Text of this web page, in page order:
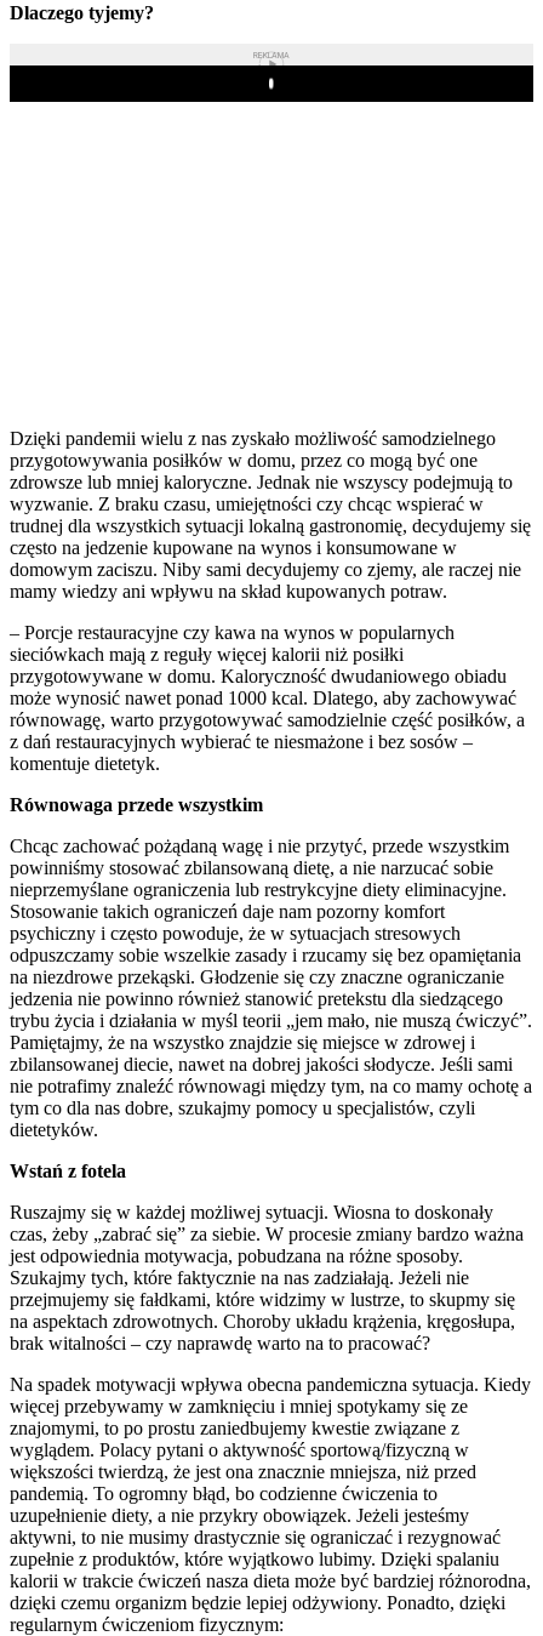
Dlaczego tyjemy?
REKLAMA
Play
Dzięki pandemii wielu z nas zyskało możliwość samodzielnego
przygotowywania posiłków w domu, przez co mogą być one
zdrowsze lub mniej kaloryczne. Jednak nie wszyscy podejmują to
wyzwanie. Z braku czasu, umiejętności czy chcąc wspierać w
trudnej dla wszystkich sytuacji lokalną gastronomię, decydujemy się
często na jedzenie kupowane na wynos i konsumowane w
domowym zaciszu. Niby sami decydujemy co zjemy, ale raczej nie
mamy wiedzy ani wpływu na skład kupowanych potraw.
– Porcje restauracyjne czy kawa na wynos w popularnych
sieciówkach mają z reguły więcej kalorii niż posiłki
przygotowywane w domu. Kaloryczność dwudaniowego obiadu
może wynosić nawet ponad 1000 kcal. Dlatego, aby zachowywać
równowagę, warto przygotowywać samodzielnie część posiłków, a
z dań restauracyjnych wybierać te niesmażone i bez sosów –
komentuje dietetyk.
Równowaga przede wszystkim
Chcąc zachować pożądaną wagę i nie przytyć, przede wszystkim
powinniśmy stosować zbilansowaną dietę, a nie narzucać sobie
nieprzemyślane ograniczenia lub restrykcyjne diety eliminacyjne.
Stosowanie takich ograniczeń daje nam pozorny komfort
psychiczny i często powoduje, że w sytuacjach stresowych
odpuszczamy sobie wszelkie zasady i rzucamy się bez opamiętania
na niezdrowe przekąski. Głodzenie się czy znaczne ograniczanie
jedzenia nie powinno również stanowić pretekstu dla siedzącego
trybu życia i działania w myśl teorii „jem mało, nie muszą ćwiczyć”.
Pamiętajmy, że na wszystko znajdzie się miejsce w zdrowej i
zbilansowanej diecie, nawet na dobrej jakości słodycze. Jeśli sami
nie potrafimy znaleźć równowagi między tym, na co mamy ochotę a
tym co dla nas dobre, szukajmy pomocy u specjalistów, czyli
dietetyków.
Wstań z fotela
Ruszajmy się w każdej możliwej sytuacji. Wiosna to doskonały
czas, żeby „zabrać się” za siebie. W procesie zmiany bardzo ważna
jest odpowiednia motywacja, pobudzana na różne sposoby.
Szukajmy tych, które faktycznie na nas zadziałają. Jeżeli nie
przejmujemy się fałdkami, które widzimy w lustrze, to skupmy się
na aspektach zdrowotnych. Choroby układu krążenia, kręgosłupa,
brak witalności – czy naprawdę warto na to pracować?
Na spadek motywacji wpływa obecna pandemiczna sytuacja. Kiedy
więcej przebywamy w zamknięciu i mniej spotykamy się ze
znajomymi, to po prostu zaniedbujemy kwestie związane z
wyglądem. Polacy pytani o aktywność sportową/fizyczną w
większości twierdzą, że jest ona znacznie mniejsza, niż przed
pandemią. To ogromny błąd, bo codzienne ćwiczenia to
uzupełnienie diety, a nie przykry obowiązek. Jeżeli jesteśmy
aktywni, to nie musimy drastycznie się ograniczać i rezygnować
zupełnie z produktów, które wyjątkowo lubimy. Dzięki spalaniu
kalorii w trakcie ćwiczeń nasza dieta może być bardziej różnorodna,
dzięki czemu organizm będzie lepiej odżywiony. Ponadto, dzięki
regularnym ćwiczeniom fizycznym: